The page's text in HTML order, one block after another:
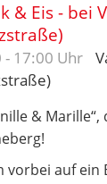
& Eis - bei
- 17:00 Uhr
& Marille“,
vorbei auf ein